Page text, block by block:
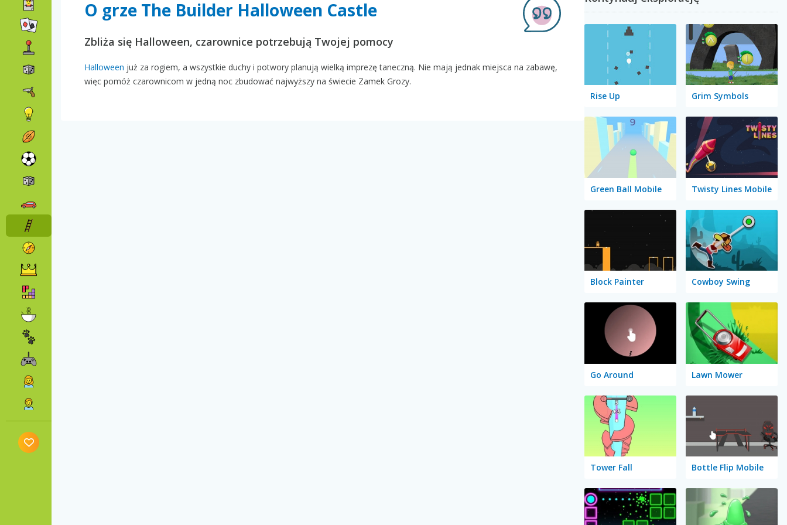
O grze The Builder Halloween Castle
Zbliża się Halloween, czarownice potrzebują Twojej pomocy
Halloween już za rogiem, a wszystkie duchy i potwory planują wielką imprezę taneczną. Nie mają jednak miejsca na zabawę,
więc pomóż czarownicom w jedną noc zbudować najwyższy na świecie Zamek Grozy.
Rise Up Grim Symbols
Green Ball Mobile Twisty Lines Mobile
Block Painter Cowboy Swing
Go Around Lawn Mower
Tower Fall Bottle Flip Mobile